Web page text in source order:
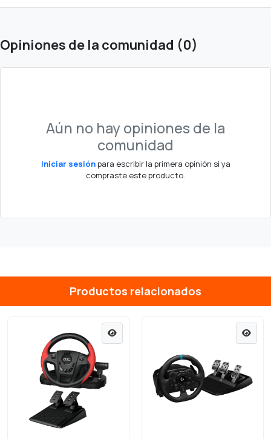
Opiniones de la comunidad (0)
Aún no hay opiniones de la
comunidad
Iniciar sesiónpara escribir la primera opinión si ya
compraste este producto.
Productos relacionados